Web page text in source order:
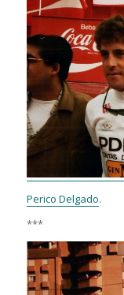
Perico Delgado.
***